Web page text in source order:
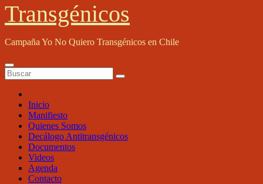
Transgénicos
Campaña Yo No Quiero Transgénicos en Chile
Inicio
Manifiesto
Quienes Somos
Decálogo Antitransgénicos
Documentos
Videos
Agenda
Contacto